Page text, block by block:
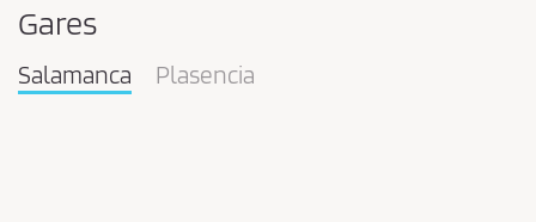
Gares
Salamanca Plasencia